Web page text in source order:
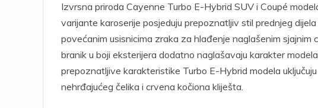
Izvrsna priroda Cayenne Turbo E-Hybrid SUV i Coupé
varijante karoserije posjeduju prepoznatljiv stil prednjeg
povećanim usisnicima zraka za hlađenje naglašenim
branik u boji eksterijera dodatno naglašavaju karakter
prepoznatljive karakteristike Turbo E-Hybrid modela
nehrđajućeg čelika i crvena kočiona kliješta.